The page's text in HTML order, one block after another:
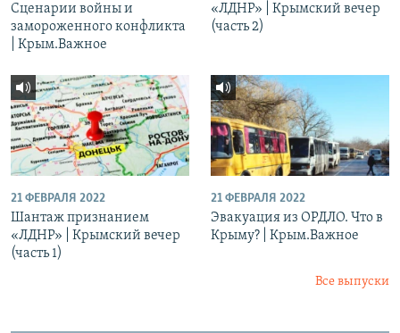
Сценарии войны и
замороженного конфликта
| Крым.Важное
«ЛДНР» | Крымский вечер
(часть 2)
21 ФЕВРАЛЯ 2022
Шантаж признанием
«ЛДНР» | Крымский вечер
(часть 1)
21 ФЕВРАЛЯ 2022
Эвакуация из ОРДЛО. Что в
Крыму? | Крым.Важное
Все выпуски